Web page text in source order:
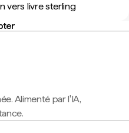
vers livre sterling
Alimenté par l'IA,